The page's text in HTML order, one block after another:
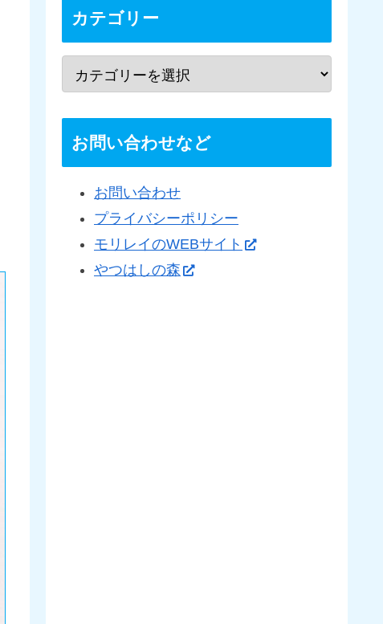
カテゴリー
お問い合わせなど
お問い合わせ
プライバシーポリシー
モリレイのWEBサイト
やつはしの森